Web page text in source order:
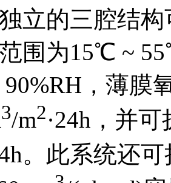
立的三腔结
围为15℃ ~
90%RH，薄膜
3/m2·24h，并
。此系统还